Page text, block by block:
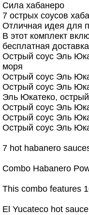
Сила хабанеро
7 острых соусов
Отличная идея для
В этот комплект
бесплатная
Острый соус Эль
моря
Острый соус Эль
Острый соус Эль
Эль Юкатеко,
Острый соус Эль
Острый соус Эль
Острый соус Эль
7 hot habanero
Combo Habanero
This combo features
El Yucateco hot